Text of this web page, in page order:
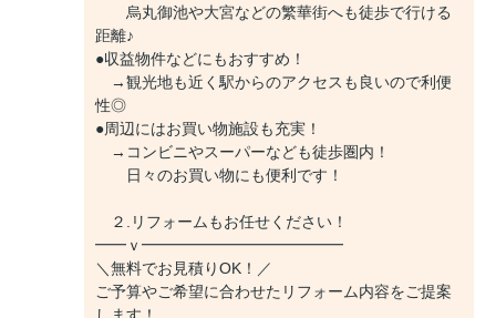
烏丸御池や大宮などの繁華街へも徒歩で行ける
距離♪
●収益物件などにもおすすめ！
→観光地も近く駅からのアクセスも良いので利便
性◎
●周辺にはお買い物施設も充実！
→コンビニやスーパーなども徒歩圏内！
日々のお買い物にも便利です！
２.リフォームもお任せください！
━━ｖ━━━━━━━━━━━━━
＼無料でお見積りOK！／
ご予算やご希望に合わせたリフォーム内容をご提案